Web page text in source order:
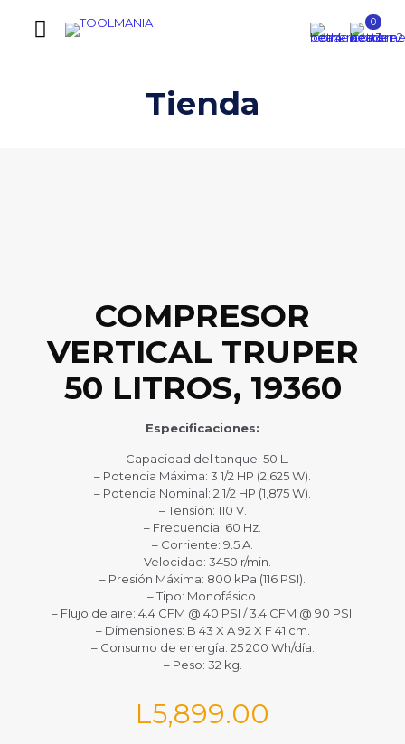
0
Tienda
COMPRESOR
VERTICAL TRUPER
50 LITROS, 19360
Especificaciones:
– Capacidad del tanque: 50 L.
– Potencia Máxima: 3 1/2 HP (2,625 W).
– Potencia Nominal: 2 1/2 HP (1,875 W).
– Tensión: 110 V.
– Frecuencia: 60 Hz.
– Corriente: 9.5 A.
– Velocidad: 3450 r/min.
– Presión Máxima: 800 kPa (116 PSI).
– Tipo: Monofásico.
– Flujo de aire: 4.4 CFM @ 40 PSI / 3.4 CFM @ 90 PSI.
– Dimensiones: B 43 X A 92 X F 41 cm.
– Consumo de energía: 25 200 Wh/día.
– Peso: 32 kg.
L5,899.00